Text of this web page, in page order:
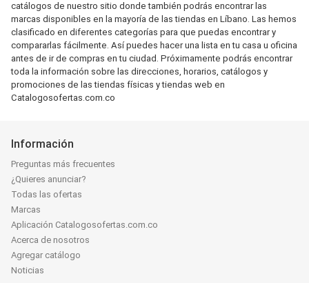
catálogos de nuestro sitio donde también podrás encontrar las
marcas disponibles en la mayoría de las tiendas en Líbano. Las hemos
clasificado en diferentes categorías para que puedas encontrar y
compararlas fácilmente. Así puedes hacer una lista en tu casa u oficina
antes de ir de compras en tu ciudad. Próximamente podrás encontrar
toda la información sobre las direcciones, horarios, catálogos y
promociones de las tiendas físicas y tiendas web en
Catalogosofertas.com.co
Información
Preguntas más frecuentes
¿Quieres anunciar?
Todas las ofertas
Marcas
Aplicación Catalogosofertas.com.co
Acerca de nosotros
Agregar catálogo
Noticias